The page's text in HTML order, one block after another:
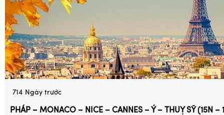
714 Ngày trước
PHÁP – MONACO – NICE – CANNES – Ý – THUỴ SỸ (15N –